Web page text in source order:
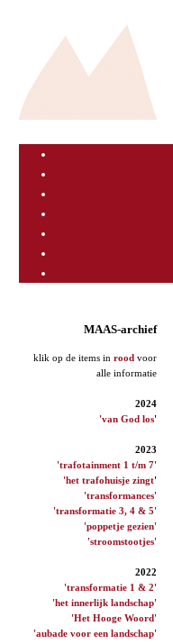
MAAS-archief
klik op de items in rood voor
alle informatie
2024
'van God los'
2023
'trafotainment 1 t/m 7'
'het trafohuisje zingt'
'transformances'
'transformatie 3, 4 & 5'
'poppetje gezien'
'stroomstootjes'
2022
'transformatie 1 & 2'
'het innerlijk landschap'
'Het Hooge Woord'
'aubade voor een landschap'